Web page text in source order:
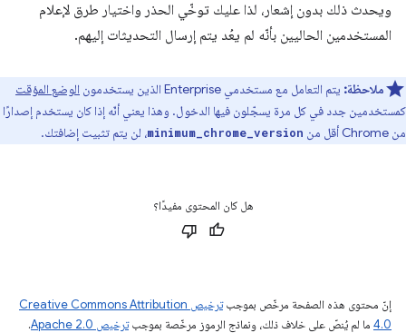
ويحدث ذلك بدون إشعار، لذا عليك توخّي الحذر واختيار طرق لإعلام
المستخدمين الحاليين بأنّه لم يعُد يتم إرسال التحديثات إليهم.
ملاحظة: يتم التعامل مع مستخدمي Enterprise الذين يستخدمون
الوضع المؤقت
كمستخدمين جدد في كل مرة يسجّلون فيها الدخول. وهذا يعني أنّه إذا كان يستخدم إصدارًا
من Chrome أقل من
minimum_chrome_version، لن يتم تثبيت إضافتك.
هل كان المحتوى مفيدًا؟
إنّ محتوى هذه الصفحة مرخّص بموجب
ترخيص Creative Commons Attribution
4.0‏ ما لم يُنصّ على خلاف ذلك، ونماذج الرموز مرخّصة بموجبترخيص Apache 2.0‏
.